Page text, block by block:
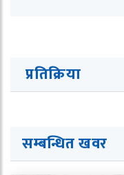
प्रतिक्रिया
सम्बन्धित खवर